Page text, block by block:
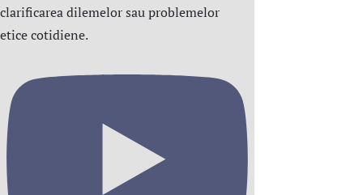
clarificarea dilemelor sau problemelor
etice cotidiene.